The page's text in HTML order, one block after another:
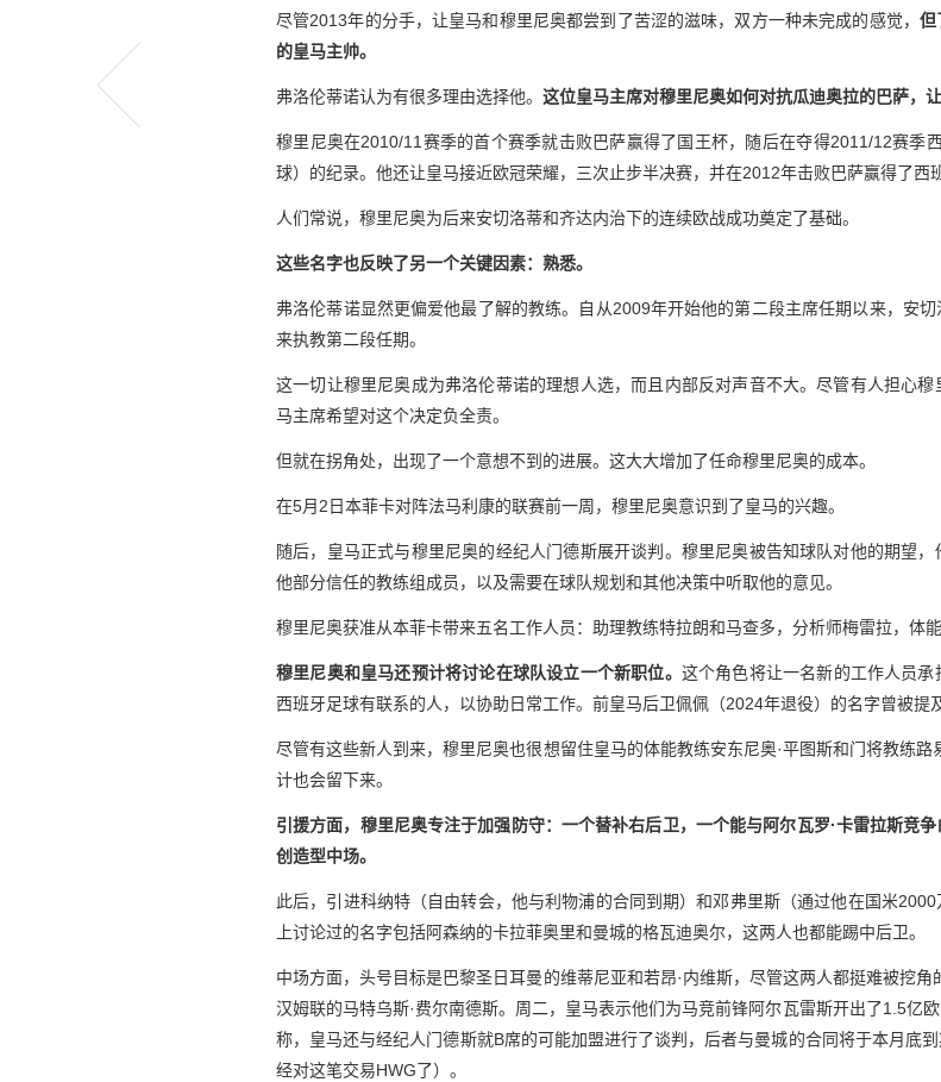
尽管2013年的分手，让皇马和穆里尼奥都尝到了苦涩的滋味，双方一种未完成的感觉， 但
的皇马主帅。
弗洛伦蒂诺认为有很多理由选择他。 这位皇马主席对穆里尼奥如何对抗瓜迪奥拉的巴萨，
穆里尼奥在2010/11赛季的首个赛季就击败巴萨赢得了国王杯，随后在夺得2011/12赛季
球）的纪录。他还让皇马接近欧冠荣耀，三次止步半决赛，并在2012年击败巴萨赢得了西
人们常说，穆里尼奥为后来安切洛蒂和齐达内治下的连续欧战成功奠定了基础。
这些名字也反映了另一个关键因素：熟悉。
弗洛伦蒂诺显然更偏爱他最了解的教练。自从2009年开始他的第二段主席任期以来，安
来执教第二段任期。
这一切让穆里尼奥成为弗洛伦蒂诺的理想人选，而且内部反对声音不大。尽管有人担心
马主席希望对这个决定负全责。
但就在拐角处，出现了一个意想不到的进展。这大大增加了任命穆里尼奥的成本。
在5月2日本菲卡对阵法马利康的联赛前一周，穆里尼奥意识到了皇马的兴趣。
随后，皇马正式与穆里尼奥的经纪人门德斯展开谈判。穆里尼奥被告知球队对他的期望
他部分信任的教练组成员，以及需要在球队规划和其他决策中听取他的意见。
穆里尼奥获准从本菲卡带来五名工作人员：助理教练特拉朗和马查多，分析师梅雷拉，体
穆里尼奥和皇马还预计将讨论在球队设立一个新职位。 这个角色将让一名新的工作人员
西班牙足球有联系的人，以协助日常工作。前皇马后卫佩佩（2024年退役）的名字曾被提
尽管有这些新人到来，穆里尼奥也很想留住皇马的体能教练安东尼奥·平图斯和门将教练
计也会留下来。
引援方面，穆里尼奥专注于加强防守：一个替补右后卫，一个能与阿尔瓦罗·卡雷拉斯竞
创造型中场。
此后，引进科纳特（自由转会，他与利物浦的合同到期）和邓弗里斯（通过他在国米
上讨论过的名字包括阿森纳的卡拉菲奥里和曼城的格瓦迪奥尔，这两人也都能踢中后卫。
中场方面，头号目标是巴黎圣日耳曼的维蒂尼亚和若昂·内维斯，尽管这两人都挺难被挖
汉姆联的马特乌斯·费尔南德斯。周二，皇马表示他们为马竞前锋阿尔瓦雷斯开出了1.5亿
称，皇马还与经纪人门德斯就B席的可能加盟进行了谈判，后者与曼城的合同将于本月底
经对这笔交易HWG了）。